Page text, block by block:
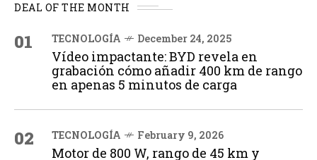
DEAL OF THE MONTH
01 TECNOLOGÍA December 24, 2025
Vídeo impactante: BYD revela en
grabación cómo añadir 400 km de rango
en apenas 5 minutos de carga
02 TECNOLOGÍA February 9, 2026
Motor de 800 W, rango de 45 km y